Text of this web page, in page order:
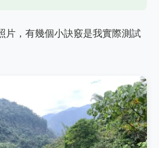
片，有幾個小訣竅是我實際測試